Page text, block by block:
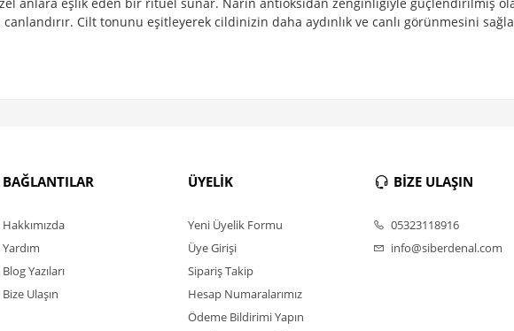
Cilt tonunu eşitleyerek cildinizin daha aydınlık ve canlı görünmesini
BAĞLANTILAR
Hakkımızda
Yardım
Blog Yazıları
Bize Ulaşın
ÜYELİK
Yeni Üyelik Formu
Üye Girişi
Sipariş Takip
Hesap Numaralarımız
Ödeme Bildirimi Yapın
BİZE ULAŞIN
05323118916
info@siberdenal.com